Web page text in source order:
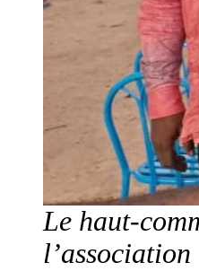
Le haut-
l’association